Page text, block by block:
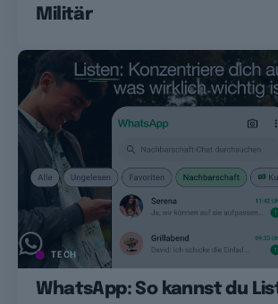
Militär
TECH
WhatsApp: So kannst du